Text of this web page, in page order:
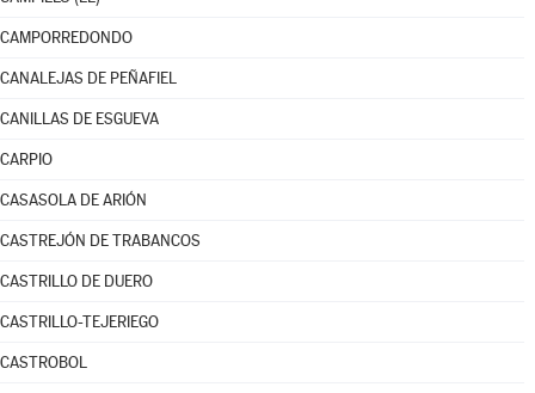
CAMPORREDONDO
CANALEJAS DE PEÑAFIEL
CANILLAS DE ESGUEVA
CARPIO
CASASOLA DE ARIÓN
CASTREJÓN DE TRABANCOS
CASTRILLO DE DUERO
CASTRILLO-TEJERIEGO
CASTROBOL